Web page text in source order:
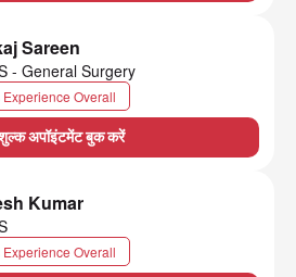
Sareen
- General Surgery
Experience Overall
अपॉइंटमेंट बुक करें
Kumar
Experience Overall